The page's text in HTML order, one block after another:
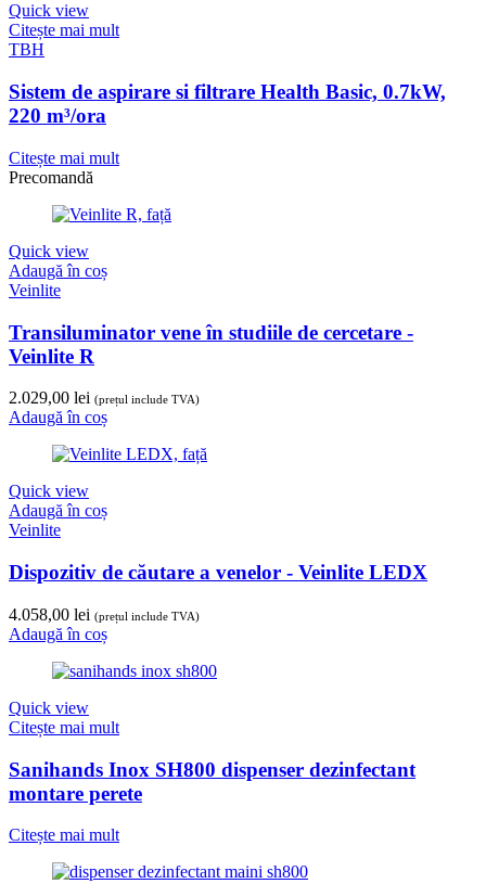
Quick view
Citește mai mult
TBH
Sistem de aspirare si filtrare Health Basic, 0.7kW,
220 m³/ora
Citește mai mult
Precomandă
Quick view
Adaugă în coș
Veinlite
Transiluminator vene în studiile de cercetare -
Veinlite R
2.029,00 lei (prețul include TVA)
Adaugă în coș
Quick view
Adaugă în coș
Veinlite
Dispozitiv de căutare a venelor - Veinlite LEDX
4.058,00 lei (prețul include TVA)
Adaugă în coș
Quick view
Citește mai mult
Sanihands Inox SH800 dispenser dezinfectant
montare perete
Citește mai mult